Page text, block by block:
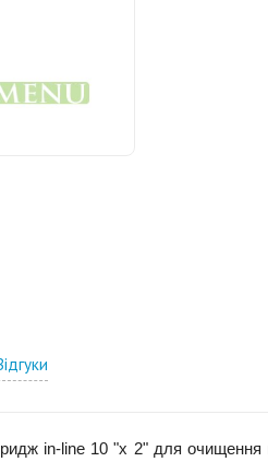
in-line 10 "х 2" для очищення